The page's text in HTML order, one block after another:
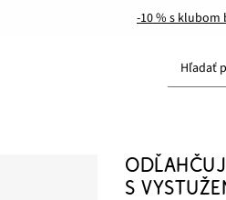
-10 % s klubom
Hľadať
S